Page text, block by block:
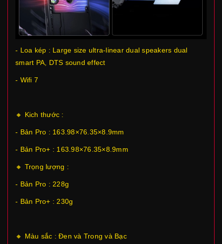
- Loa kép : Large size ultra-linear dual speakers dual
smart PA, DTS sound effect
- Wifi 7
🔸 Kich thước :
- Bản Pro : 163.98×76.35×8.9mm
- Bản Pro+ : 163.98×76.35×8.9mm
🔸 Trọng lượng :
- Bản Pro : 228g
- Bản Pro+ : 230g
🔸 Màu sắc : Đen và Trong và Bạc